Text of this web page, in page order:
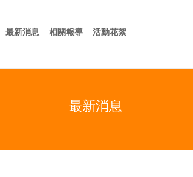
活動報名
最新消息 最新消息
相關報導相關報導
活動花絮活動花絮
最新消息